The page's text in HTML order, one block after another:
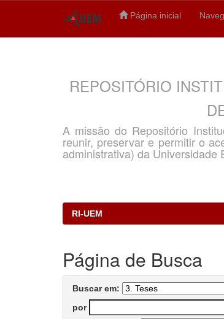
Página inicial
REPOSITÓRIO
A missão do Repositório
reunir, preservar e permitir o
administrativa) da Universidade
RI-UEM
Página de Busca
Buscar em:
por